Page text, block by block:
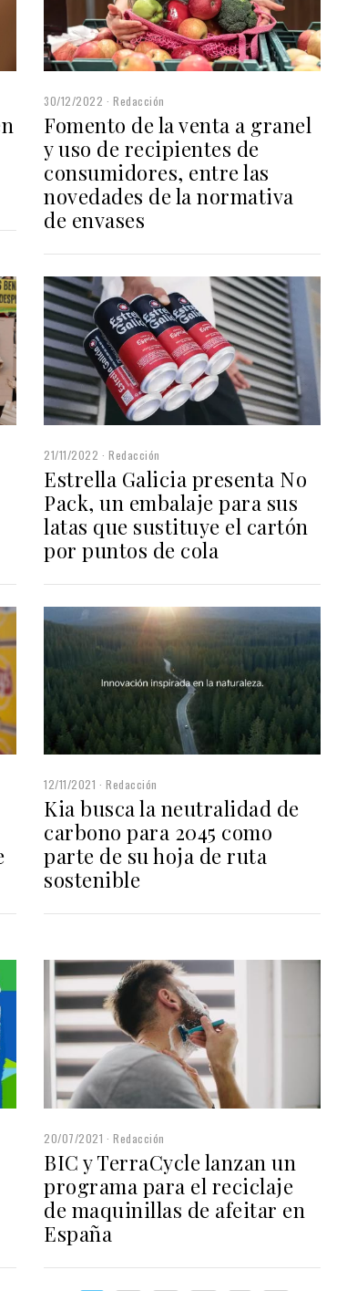
30/12/2022 Redacción
Fomento de la venta a granel
y uso de recipientes de
consumidores, entre las
novedades de la normativa
de envases
21/11/2022 Redacción
Estrella Galicia presenta No
Pack, un embalaje para sus
latas que sustituye el cartón
por puntos de cola
12/11/2021 Redacción
Kia busca la neutralidad de
carbono para 2045 como
parte de su hoja de ruta
sostenible
20/07/2021 Redacción
BIC y TerraCycle lanzan un
programa para el reciclaje
de maquinillas de afeitar en
España